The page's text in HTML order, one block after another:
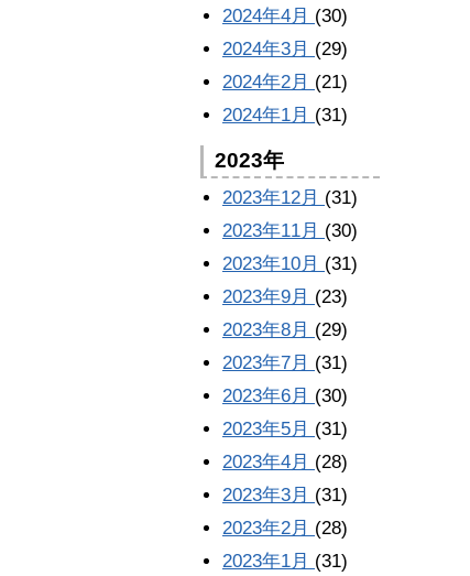
2024年4月 (30)
2024年3月 (29)
2024年2月 (21)
2024年1月 (31)
2023年
2023年12月 (31)
2023年11月 (30)
2023年10月 (31)
2023年9月 (23)
2023年8月 (29)
2023年7月 (31)
2023年6月 (30)
2023年5月 (31)
2023年4月 (28)
2023年3月 (31)
2023年2月 (28)
2023年1月 (31)